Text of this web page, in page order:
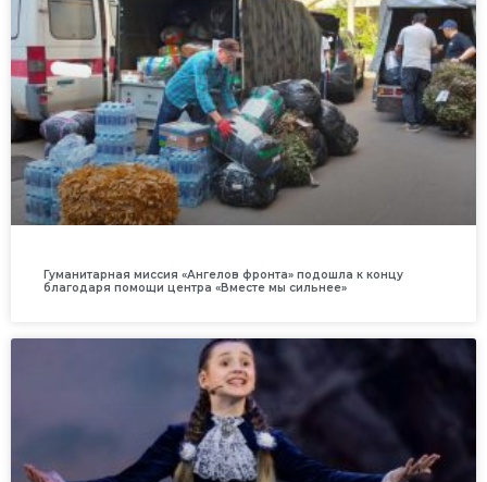
Гуманитарная миссия «Ангелов фронта» подошла к концу
благодаря помощи центра «Вместе мы сильнее»